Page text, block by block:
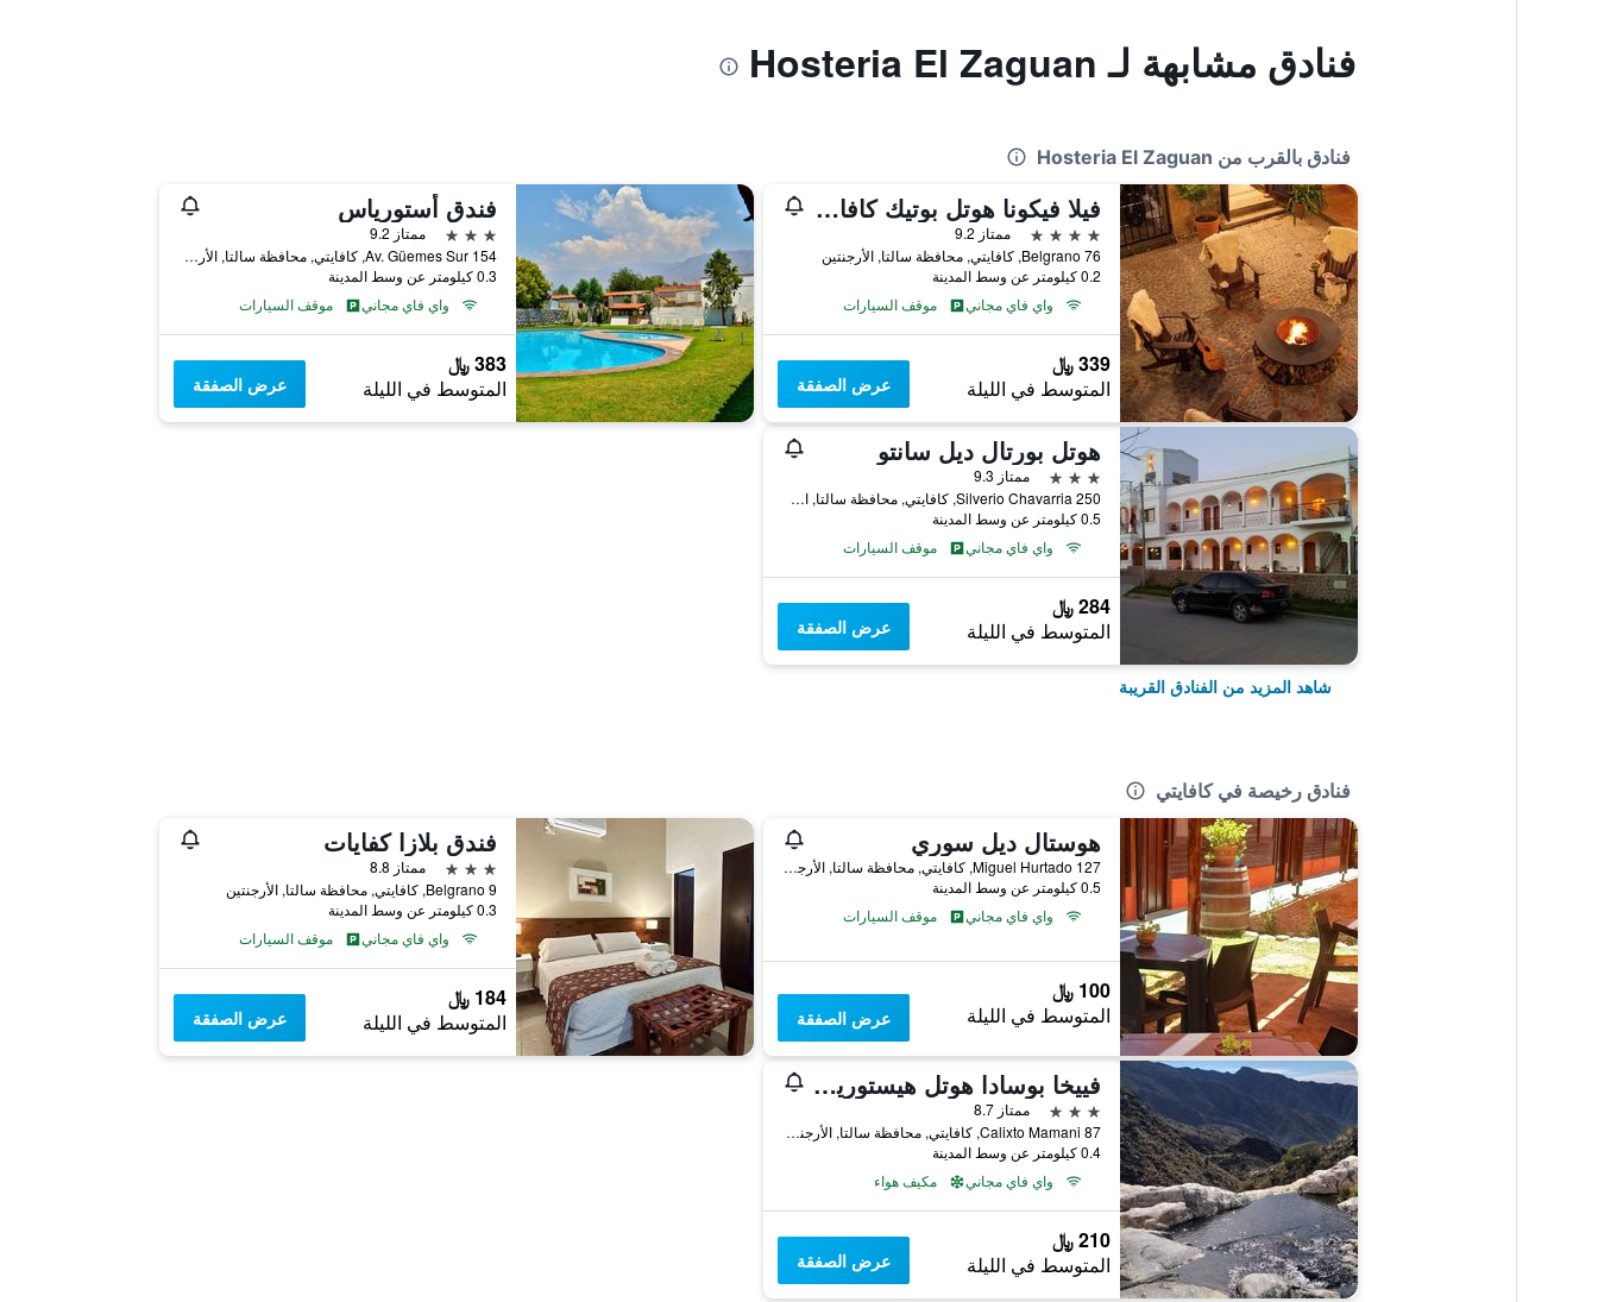
فنادق مشابهة لـ Hosteria El Zaguan
فنادق بالقرب من Hosteria El Zaguan
فيلا فيكونا هوتل بوتيك كافايات
4 نجوم
ممتاز 9.2
Belgrano 76, كافايتي, محافظة سالتا, الأرجنتين
0.2 كيلومتر عن وسط المدينة
واي فاي مجاني
موقف السيارات
339 ﷼
المتوسط في الليلة عرض الصفقة
فندق أستورياس
3 نجوم
ممتاز 9.2
Av. Güemes Sur 154, كافايتي, محافظة سالتا, الأرجنتين
0.3 كيلومتر عن وسط المدينة
واي فاي مجاني
موقف السيارات
383 ﷼
المتوسط في الليلة عرض الصفقة
هوتل بورتال ديل سانتو
3 نجوم
ممتاز 9.3
Silverio Chavarria 250, كافايتي, محافظة سالتا, الأرجنتين
0.5 كيلومتر عن وسط المدينة
واي فاي مجاني
موقف السيارات
284 ﷼
المتوسط في الليلة عرض الصفقة
شاهد المزيد من الفنادق القريبة
فنادق رخيصة في كافايتي
هوستال ديل سوري
Miguel Hurtado 127, كافايتي, محافظة سالتا, الأرجنتين
0.5 كيلومتر عن وسط المدينة
واي فاي مجاني
موقف السيارات
100 ﷼
المتوسط في الليلة عرض الصفقة
فندق بلازا كفايات
3 نجوم
ممتاز 8.8
9 Belgrano, كافايتي, محافظة سالتا, الأرجنتين
0.3 كيلومتر عن وسط المدينة
واي فاي مجاني
موقف السيارات
184 ﷼
المتوسط في الليلة عرض الصفقة
فييخا بوسادا هوتل هيستوريكو
3 نجوم
ممتاز 8.7
Calixto Mamani 87, كافايتي, محافظة سالتا, الأرجنتين
0.4 كيلومتر عن وسط المدينة
واي فاي مجاني
مكيف هواء
210 ﷼
المتوسط في الليلة عرض الصفقة